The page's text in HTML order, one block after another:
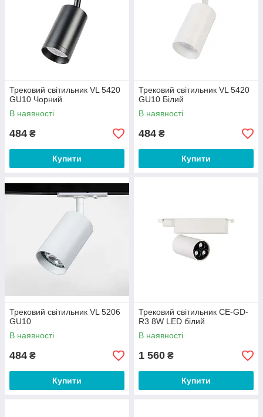
Трековий світильник VL 5420
GU10 Чорний
В наявності
484 ₴
Купити
Трековий світильник VL 5420
GU10 Білий
В наявності
484 ₴
Купити
Трековий світильник VL 5206
GU10
В наявності
484 ₴
Купити
Трековий світильник CE-GD-
R3 8W LED білий
В наявності
1 560 ₴
Купити